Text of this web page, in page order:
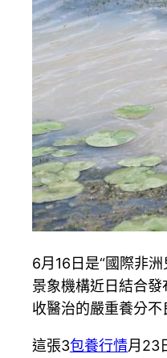
6月16日是“國際非
景象機構近日結合
收醫治的嚴重養分不
這張3包養行情月23